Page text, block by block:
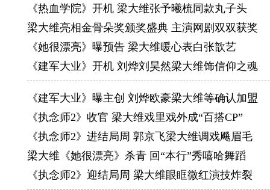
《热血学院》开机 梁大维张予曦梳同款丸子头
梁大维亮相金骨朵奖颁奖盛典 主演网剧双双获奖
《她很漂亮》曝预告 梁大维暖心表白张歆艺
《建军大业》开机 刘烨刘昊然梁大维饰信仰之魂
《建军大业》曝主创 刘烨欧豪梁大维等确认加盟
《执念师2》收官 梁大维戏里戏外成“百搭CP”
《执念师2》进结局周 郭京飞梁大维调戏飚眉毛
梁大维《她很漂亮》杀青 回“本行”秀嘻哈舞蹈
《执念师2》迎结局周 梁大维眼眶微红演技炸裂